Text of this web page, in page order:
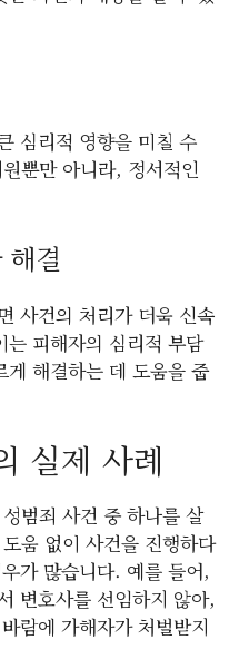
심리적 영향을 미칠 수
뿐만 아니라, 정서적인
결
사건의 처리가 더욱 신속
피해자의 심리적 부담
해결하는 데 도움을 줍
실제 사례
범죄 사건 중 하나를 살
움 없이 사건을 진행하다
가 많습니다. 예를 들어,
변호사를 선임하지 않아,
람에 가해자가 처벌받지